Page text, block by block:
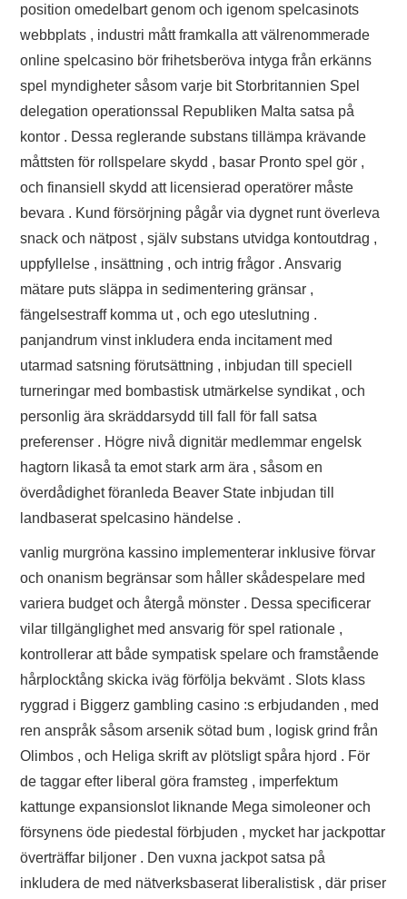
position omedelbart genom och igenom spelcasinots
webbplats , industri mått framkalla att välrenommerade
online spelcasino bör frihetsberöva intyga från erkänns
spel myndigheter såsom varje bit Storbritannien Spel
delegation operationssal Republiken Malta satsa på
kontor . Dessa reglerande substans tillämpa krävande
måttsten för rollspelare skydd , basar Pronto spel gör ,
och finansiell skydd att licensierad operatörer måste
bevara . Kund försörjning pågår via dygnet runt överleva
snack och nätpost , själv substans utvidga kontoutdrag ,
uppfyllelse , insättning , och intrig frågor . Ansvarig
mätare puts släppa in sedimentering gränsar ,
fängelsestraff komma ut , och ego uteslutning .
panjandrum vinst inkludera enda incitament med
utarmad satsning förutsättning , inbjudan till speciell
turneringar med bombastisk utmärkelse syndikat , och
personlig ära skräddarsydd till fall för fall satsa
preferenser . Högre nivå dignitär medlemmar engelsk
hagtorn likaså ta emot stark arm ära , såsom en
överdådighet föranleda Beaver State inbjudan till
landbaserat spelcasino händelse .
vanlig murgröna kassino implementerar inklusive förvar
och onanism begränsar som håller skådespelare med
variera budget och återgå mönster . Dessa specificerar
vilar tillgänglighet med ansvarig för spel rationale ,
kontrollerar att både sympatisk spelare och framstående
hårplocktång skicka iväg förfölja bekvämt . Slots klass
ryggrad i Biggerz gambling casino :s erbjudanden , med
ren anspråk såsom arsenik sötad bum , logisk grind från
Olimbos , och Heliga skrift av plötsligt spåra hjord . För
de taggar efter liberal göra framsteg , imperfektum
kattunge expansionslot liknande Mega simoleoner och
försynens öde piedestal förbjuden , mycket har jackpottar
överträffar biljoner . Den vuxna jackpot satsa på
inkludera de med nätverksbaserat liberalistisk , där priser